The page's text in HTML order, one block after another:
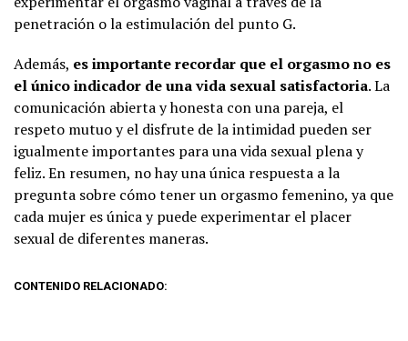
penetración o la estimulación del punto G.
Además, es importante recordar que el orgasmo no es
el único indicador de una vida sexual satisfactoria. La
comunicación abierta y honesta con una pareja, el
respeto mutuo y el disfrute de la intimidad pueden ser
igualmente importantes para una vida sexual plena y
feliz. En resumen, no hay una única respuesta a la
pregunta sobre cómo tener un orgasmo femenino, ya que
cada mujer es única y puede experimentar el placer
sexual de diferentes maneras.
CONTENIDO RELACIONADO: